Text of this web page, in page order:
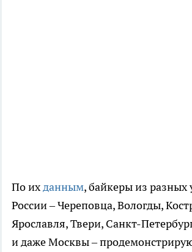
По ихданным, байкеры из разных
России – Череповца, Вологды,
Ярославля, Твери, Санкт-
и даже Москвы –